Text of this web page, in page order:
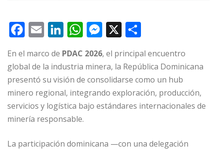
F
c
e
b
o
o
k
E
m
ai
l
Li
n
k
e
dI
n
W
h
at
s
A
p
p
M
e
ss
e
n
g
r
X
o
m
p
ar
ti
En el marco de PDAC 2026, el principal encuentro
global de la industria minera, la República Dominicana
presentó su visión de consolidarse como un hub
minero regional, integrando exploración, producción,
servicios y logística bajo estándares internacionales de
minería responsable.
La participación dominicana —con una delegación